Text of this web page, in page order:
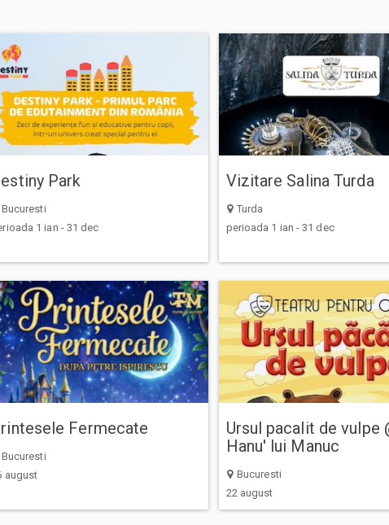
Park
Bucuresti
1 ian - 31 dec
Vizitare Salina Turda
Turda
perioada 1 ian - 31 dec
Fermecate
Bucuresti
august
Ursul pacalit de vulpe
Hanu' lui Manuc
Bucuresti
22 august